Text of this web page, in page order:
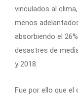
vinculados al
menos
absorbiendo el
desastres de
y 2018.
Fue por ello que